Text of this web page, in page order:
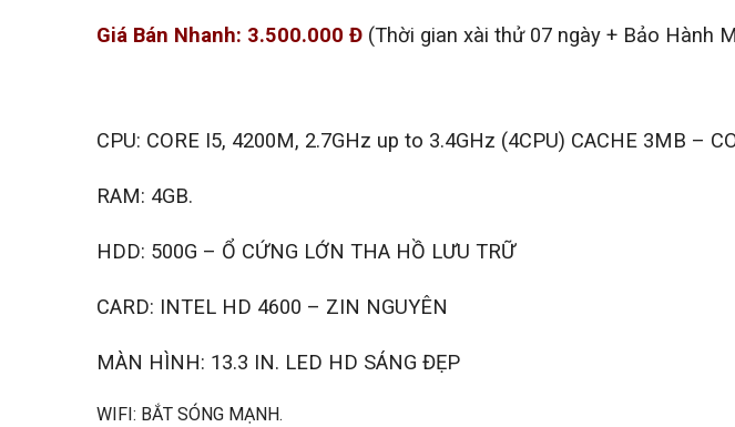
Giá Bán Nhanh: 3.500.000 Đ (Thời gian xài thử 07 ngày + Bảo Hành
CPU: CORE I5, 4200M, 2.7GHz up to 3.4GHz (4CPU) CACHE 3MB –
RAM: 4GB.
HDD: 500G – Ổ CỨNG LỚN THA HỒ LƯU TRỮ
CARD: INTEL HD 4600 – ZIN NGUYÊN
MÀN HÌNH: 13.3 IN. LED HD SÁNG ĐẸP
WIFI: BẮT SÓNG MẠNH.